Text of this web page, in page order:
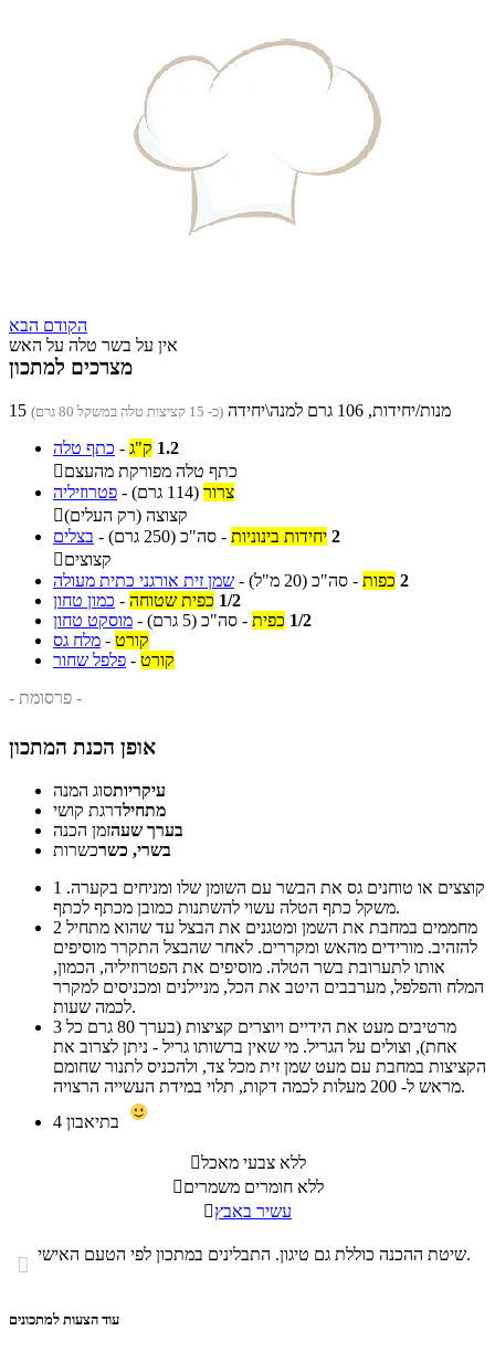
הקודם הבא
אין על בשר טלה על האש
מצרכים למתכון
15 מנות/יחידות, 106 גרם למנה\יחידה (כ- 15 קציצות טלה במשקל 80 גרם)
כתף טלה - 1.2 ק"ג
כתף טלה מפורקת מהעצם
פטרוזיליה - צרור (114 גרם)
קצוצה (רק העלים)
בצלים - 2 יחידות בינוניות - סה"כ (250 גרם)
קצוצים
שמן זית אורגני כתית מעולה - 2 כפות - סה"כ (20 מ"ל)
כמון טחון - 1/2 כפית שטוחה
מוסקט טחון - 1/2 כפית - סה"כ (5 גרם)
מלח גס - קורט
פלפל שחור - קורט
- פרסומת -
אופן הכנת המתכון
עיקריותסוג המנה
מתחילדרגת קושי
בערך שעהזמן הכנה
בשרי, כשרכשרות
1
משקל כתף הטלה עשוי להשתנות כמובן מכתף לכתף.
2
להזהיב. מורידים מהאש ומקררים. לאחר שהבצל התקרר מוסיפים
אותו לתערובת בשר הטלה. מוסיפים את הפטרוזיליה, הכמון,
המלח והפלפל, מערבבים היטב את הכל, מניילנים ומכניסים למקרר
לכמה שעות.
3
אחת), וצולים על הגריל. מי שאין ברשותו גריל - ניתן לצרוב את
הקציצות במחבת עם מעט שמן זית מכל צד, ולהכניס לתנור שחומם
מראש ל- 200 מעלות לכמה דקות, תלוי במידת העשייה הרצויה.
4
ללא צבעי מאכל
ללא חומרים משמרים
עשיר באבץ
 שיטת ההכנה כוללת גם טיגון. התבלינים במתכון לפי הטעם האישי.
עוד הצעות למתכונים